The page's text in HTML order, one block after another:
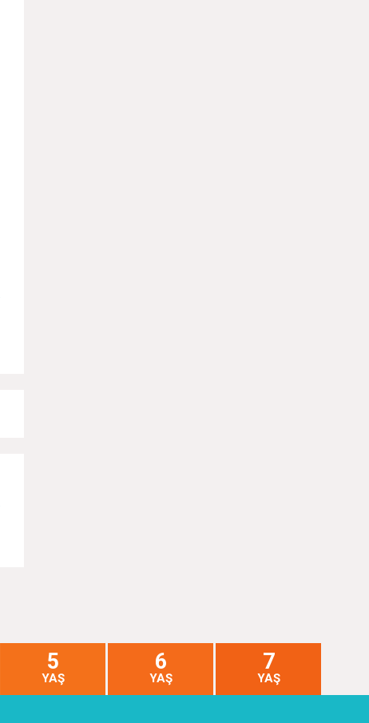
5
YAŞ
6
YAŞ
7
YAŞ